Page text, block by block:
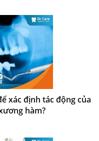
xác định tác động của
hàm?